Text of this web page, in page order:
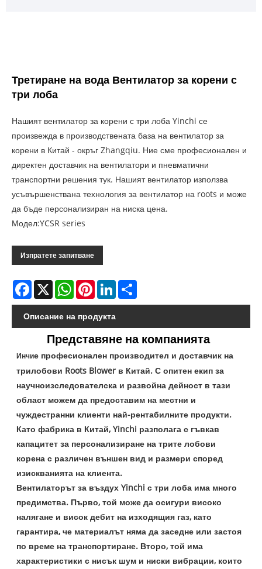
Третиране на вода Вентилатор за корени с
три лоба
Нашият вентилатор за корени с три лоба Yinchi се
произвежда в производствената база на вентилатор за
корени в Китай - окръг Zhangqiu. Ние сме професионален и
директен доставчик на вентилатори и пневматични
транспортни решения тук. Нашият вентилатор използва
усъвършенствана технология за вентилатор на roots и може
да бъде персонализиран на ниска цена.
Модел:YCSR series
Изпратете запитване
Facebook
X WhatsAppPinterestLinkedIn
Описание на продукта
Представяне на компанията
Инчие професионален производител и доставчик на
трилобови Roots Blower в Китай. С опитен екип за
научноизследователска и развойна дейност в тази
област можем да предоставим на местни и
чуждестранни клиенти най-рентабилните продукти.
Като фабрика в Китай, Yinchi разполага с гъвкав
капацитет за персонализиране на трите лобови
корена с различен външен вид и размери според
изискванията на клиента.
Вентилаторът за въздух Yinchi с три лоба има много
предимства. Първо, той може да осигури високо
налягане и висок дебит на изходящия газ, като
гарантира, че материалът няма да заседне или застоя
по време на транспортиране. Второ, той има
характеристики с нисък шум и ниски вибрации, които